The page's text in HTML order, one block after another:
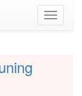
Toggle